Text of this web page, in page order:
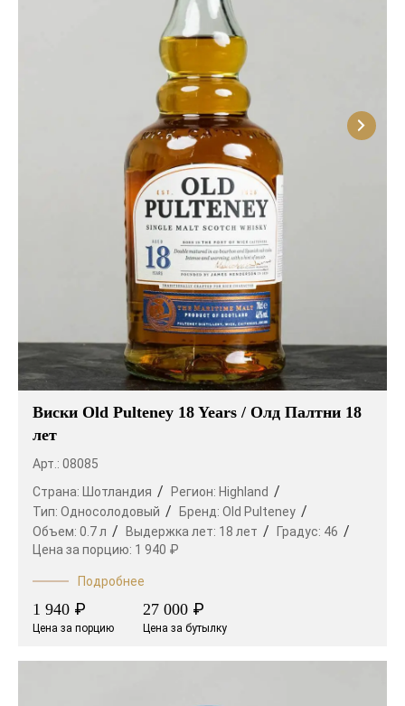
Виски Old Pulteney 18 Years / Олд Палтни 18
лет
Арт.: 08085
Страна: Шотландия Регион: Highland
Тип: Односолодовый Бренд: Old Pulteney
Объем: 0.7 л Выдержка лет: 18 лет Градус: 46
Цена за порцию: 1 940 ₽
Подробнее
1 940 ₽
Цена за порцию
27 000 ₽
Цена за бутылку